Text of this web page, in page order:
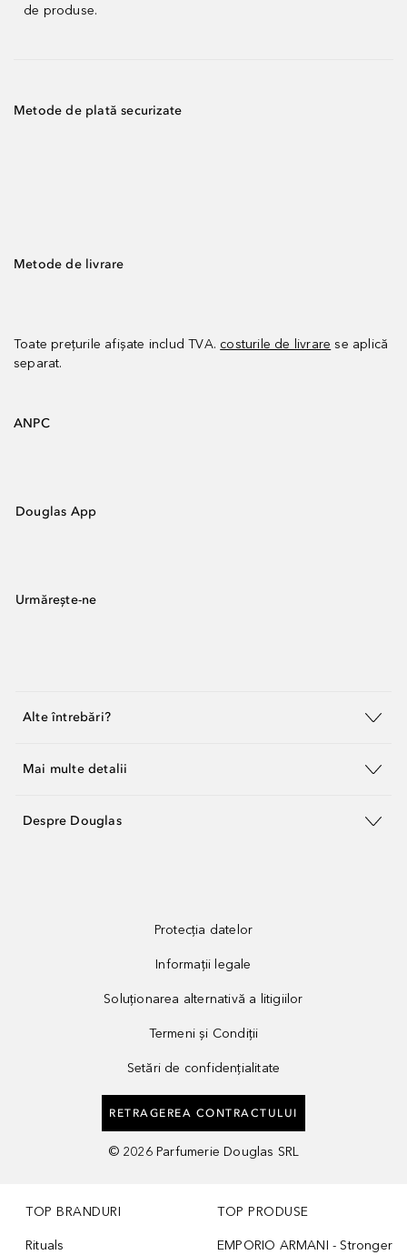
de produse.
Metode de plată securizate
Metode de livrare
Toate prețurile afișate includ TVA. costurile de livrare se aplică
separat.
ANPC
Douglas App
Urmărește-ne
Alte întrebări?
Mai multe detalii
Despre Douglas
Protecția datelor
Informații legale
Soluționarea alternativă a litigiilor
Termeni și Condiții
Setări de confidențialitate
RETRAGEREA CONTRACTULUI
© 2026 Parfumerie Douglas SRL
TOP BRANDURI
Rituals
TOP PRODUSE
EMPORIO ARMANI - Stronger